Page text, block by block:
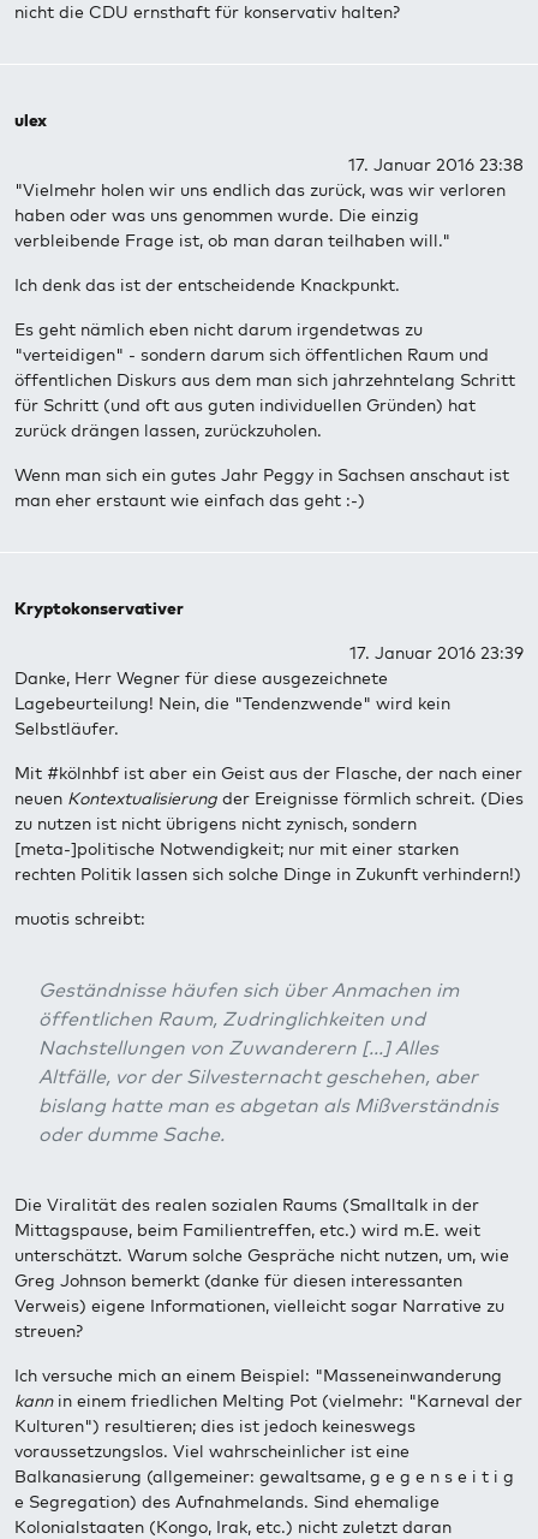
nicht die CDU ernsthaft für konservativ halten?
ulex
17. Januar 2016 23:38
"Vielmehr holen wir uns endlich das zurück, was wir verloren
haben oder was uns genommen wurde. Die einzig
verbleibende Frage ist, ob man daran teilhaben will."
Ich denk das ist der entscheidende Knackpunkt.
Es geht nämlich eben nicht darum irgendetwas zu
"verteidigen" - sondern darum sich öffentlichen Raum und
öffentlichen Diskurs aus dem man sich jahrzehntelang Schritt
für Schritt (und oft aus guten individuellen Gründen) hat
zurück drängen lassen, zurückzuholen.
Wenn man sich ein gutes Jahr Peggy in Sachsen anschaut ist
man eher erstaunt wie einfach das geht :-)
Kryptokonservativer
17. Januar 2016 23:39
Danke, Herr Wegner für diese ausgezeichnete
Lagebeurteilung! Nein, die "Tendenzwende" wird kein
Selbstläufer.
Mit #kölnhbf ist aber ein Geist aus der Flasche, der nach einer
neuen Kontextualisierung der Ereignisse förmlich schreit. (Dies
zu nutzen ist nicht übrigens nicht zynisch, sondern
[meta-]politische Notwendigkeit; nur mit einer starken
rechten Politik lassen sich solche Dinge in Zukunft verhindern!)
muotis schreibt:
Geständnisse häufen sich über Anmachen im
öffentlichen Raum, Zudringlichkeiten und
Nachstellungen von Zuwanderern [...] Alles
Altfälle, vor der Silvesternacht geschehen, aber
bislang hatte man es abgetan als Mißverständnis
oder dumme Sache.
Die Viralität des realen sozialen Raums (Smalltalk in der
Mittagspause, beim Familientreffen, etc.) wird m.E. weit
unterschätzt. Warum solche Gespräche nicht nutzen, um, wie
Greg Johnson bemerkt (danke für diesen interessanten
Verweis) eigene Informationen, vielleicht sogar Narrative zu
streuen?
Ich versuche mich an einem Beispiel: "Masseneinwanderung
kannin einem friedlichen Melting Pot (vielmehr: "Karneval der
Kulturen") resultieren; dies ist jedoch keineswegs
voraussetzungslos. Viel wahrscheinlicher ist eine
Balkanasierung (allgemeiner: gewaltsame, g e g e n s e i t i g
e Segregation) des Aufnahmelands. Sind ehemalige
Kolonialstaaten (Kongo, Irak, etc.) nicht zuletzt daran